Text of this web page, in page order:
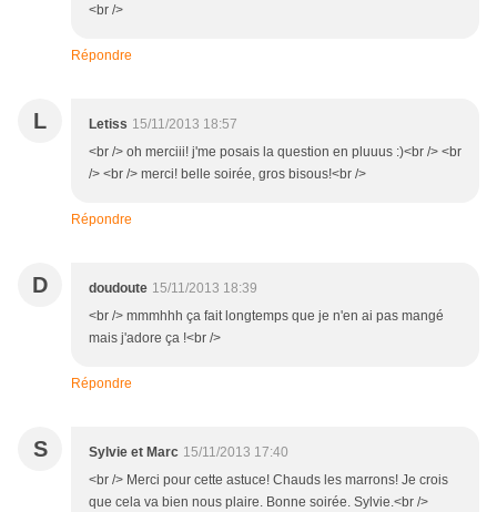
<br />
Répondre
L Letiss 15/11/2013 18:57
<br /> oh merciii! j'me posais la question en pluuus :)<br /> <br
/> <br /> merci! belle soirée, gros bisous!<br />
Répondre
D doudoute 15/11/2013 18:39
<br /> mmmhhh ça fait longtemps que je n'en ai pas mangé
mais j'adore ça !<br />
Répondre
S Sylvie et Marc 15/11/2013 17:40
<br /> Merci pour cette astuce! Chauds les marrons! Je crois
que cela va bien nous plaire. Bonne soirée. Sylvie.<br />